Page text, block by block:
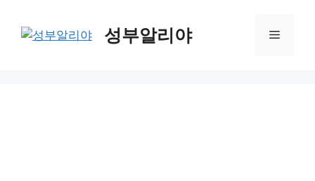
content
성부알리야 Menu